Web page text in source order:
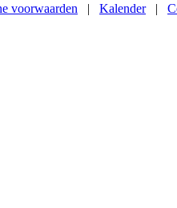
voorwaarden | Kalender|